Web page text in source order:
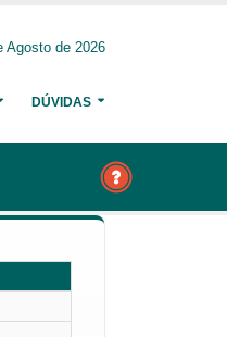
Agosto de 2026
DÚVIDAS